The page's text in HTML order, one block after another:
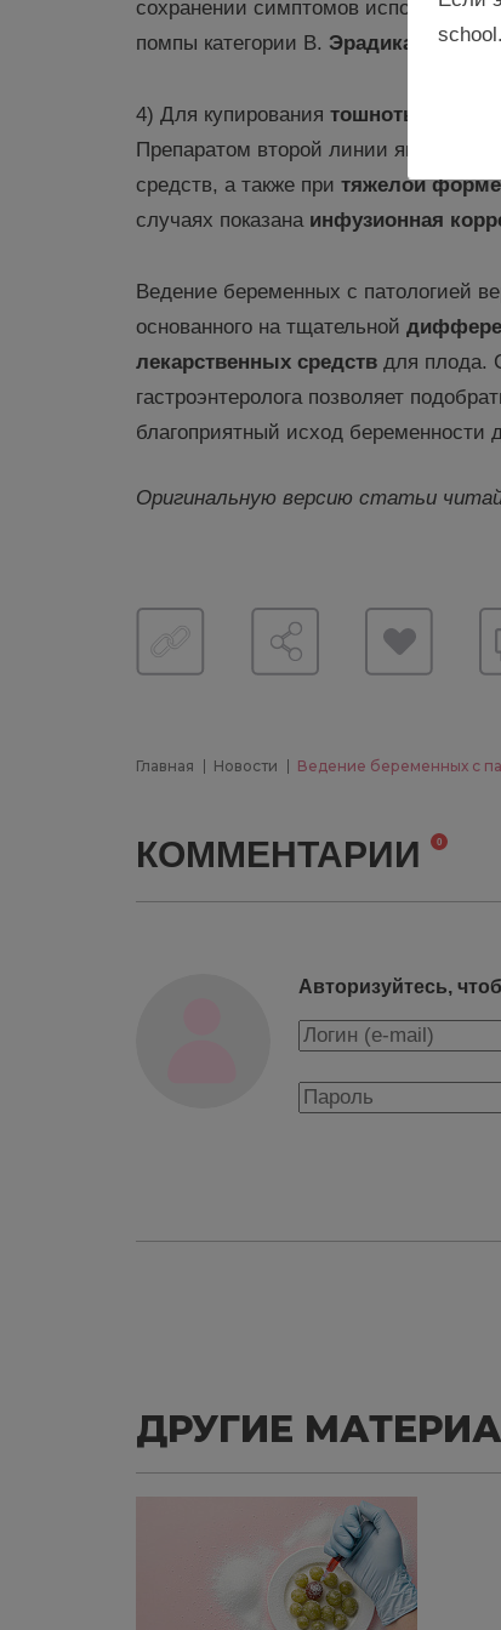
сохранении симптомов
помпы категории В. Эрадикационная
4) Для купирования тошноты и рвоты
Препаратом второй линии является
средств, а также при тяжелой
случаях показана инфузионная
Ведение беременных с патологией
основанного на тщательной
лекарственных средств для плода.
гастроэнтеролога позволяет
благоприятный исход беременности
Оригинальную версию статьи
Главная Новости Ведение беременных с
КОММЕНТАРИИ 0
Авторизуйтесь,
ДРУГИЕ
school.